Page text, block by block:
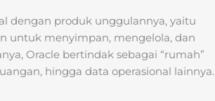
dengan produk unggulannya, yaitu
untuk menyimpan, mengelola, dan
Oracle bertindak sebagai “rumah”
hingga data operasional lainnya.